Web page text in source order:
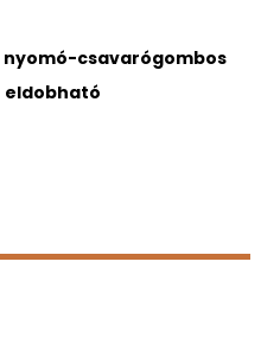
nyomó-csavarógombos
eldobható